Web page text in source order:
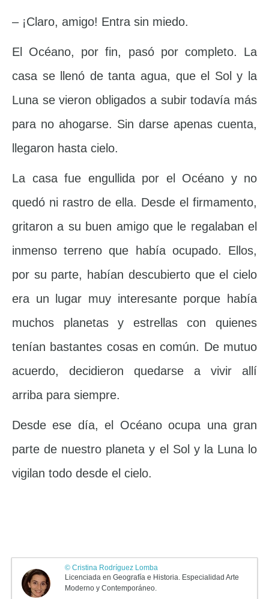
– ¡Claro, amigo! Entra sin miedo.
El Océano, por fin, pasó por completo. La
casa se llenó de tanta agua, que el Sol y la
Luna se vieron obligados a subir todavía más
para no ahogarse. Sin darse apenas cuenta,
llegaron hasta cielo.
La casa fue engullida por el Océano y no
quedó ni rastro de ella. Desde el firmamento,
gritaron a su buen amigo que le regalaban el
inmenso terreno que había ocupado. Ellos,
por su parte, habían descubierto que el cielo
era un lugar muy interesante porque había
muchos planetas y estrellas con quienes
tenían bastantes cosas en común. De mutuo
acuerdo, decidieron quedarse a vivir allí
arriba para siempre.
Desde ese día, el Océano ocupa una gran
parte de nuestro planeta y el Sol y la Luna lo
vigilan todo desde el cielo.